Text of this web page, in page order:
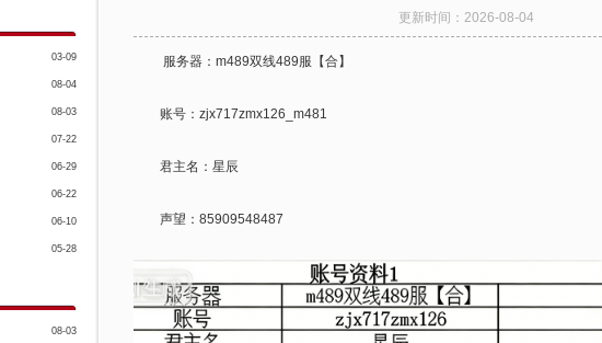
03-09
08-04
08-03
07-22
06-29
06-22
06-10
05-28
08-03
更新时间：2026-08-04
服务器：m489双线489服【合】
账号：zjx717zmx126_m481
君主名：星辰
声望：85909548487